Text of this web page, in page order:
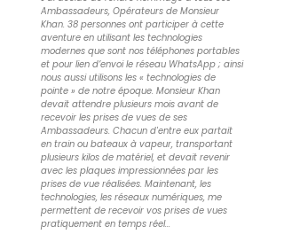
Ambassadeurs, Opérateurs de Monsieur
Khan. 38 personnes ont participer à cette
aventure en utilisant les technologies
modernes que sont nos téléphones portables
et pour lien d’envoi le réseau WhatsApp ; ainsi
nous aussi utilisons les « technologies de
pointe » de notre époque. Monsieur Khan
devait attendre plusieurs mois avant de
recevoir les prises de vues de ses
Ambassadeurs. Chacun d'entre eux partait
en train ou bateaux à vapeur, transportant
plusieurs kilos de matériel, et devait revenir
avec les plaques impressionnées par les
prises de vue réalisées. Maintenant, les
technologies, les réseaux numériques, me
permettent de recevoir vos prises de vues
pratiquement en temps réel...